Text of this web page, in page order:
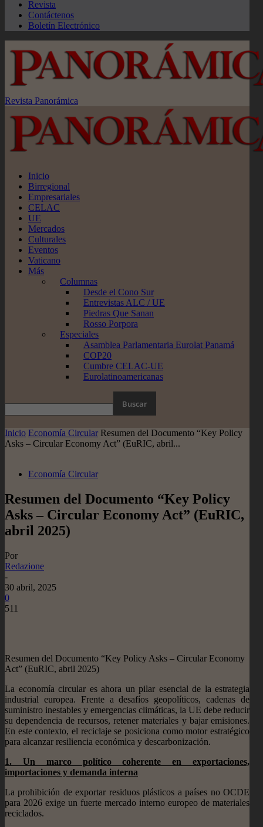
Revista
Contáctenos
Boletín Electrónico
Revista Panorámica
Inicio
Birregional
Empresariales
CELAC
UE
Mercados
Culturales
Eventos
Vaticano
Más
Columnas
Desde el Cono Sur
Entrevistas ALC / UE
Piedras Que Sanan
Rosso Porpora
Especiales
Asamblea Parlamentaria Eurolat Panamá
COP20
Cumbre CELAC-UE
Eurolatinoamericanas
Inicio Economía Circular Resumen del Documento “Key Policy
Asks – Circular Economy Act” (EuRIC, abril...
Economía Circular
Resumen del Documento “Key Policy
Asks – Circular Economy Act” (EuRIC,
abril 2025)
Por
Redazione
-
30 abril, 2025
0
511
Resumen del Documento “Key Policy Asks – Circular Economy
Act” (EuRIC, abril 2025)
La economía circular es ahora un pilar esencial de la estrategia
industrial europea. Frente a desafíos geopolíticos, cadenas de
suministro inestables y emergencias climáticas, la UE debe reducir
su dependencia de recursos, retener materiales y bajar emisiones.
En este contexto, el reciclaje se posiciona como motor estratégico
para alcanzar resiliencia económica y descarbonización.
1.⁠ ⁠Un marco político coherente en exportaciones,
importaciones y demanda interna
La prohibición de exportar residuos plásticos a países no OCDE
para 2026 exige un fuerte mercado interno europeo de materiales
reciclados.